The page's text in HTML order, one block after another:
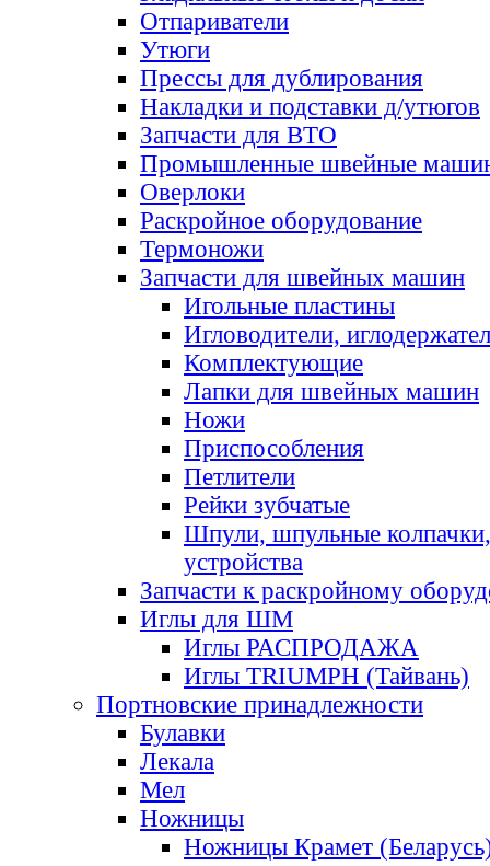
Отпариватели
Утюги
Прессы для дублирования
Накладки и подставки д/утюгов
Запчасти для ВТО
Промышленные швейные
Оверлоки
Раскройное оборудование
Термоножи
Запчасти для швейных машин
Игольные пластины
Игловодители,
Комплектующие
Лапки для швейных машин
Ножи
Приспособления
Петлители
Рейки зубчатые
Шпули, шпульные
устройства
Запчасти к раскройному
Иглы для ШМ
Иглы РАСПРОДАЖА
Иглы TRIUMPH (Тайвань)
Портновские принадлежности
Булавки
Лекала
Мел
Ножницы
Ножницы Крамет